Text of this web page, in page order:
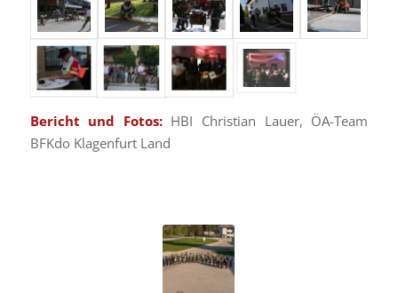
Bericht und Fotos:HBI Christian Lauer, ÖA-Team
BFKdo Klagenfurt Land